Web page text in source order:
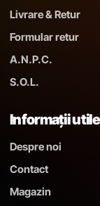
Livrare & Retur
Formular retur
A.N.P.C.
S.O.L.
Informații utile
Despre noi
Contact
Magazin